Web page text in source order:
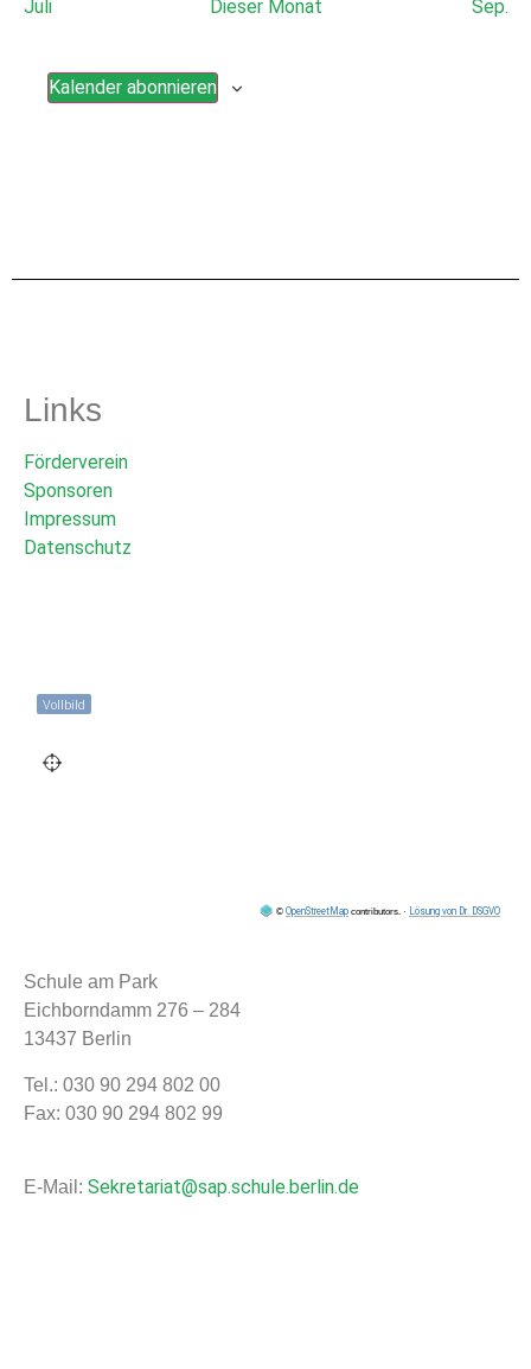
Juli Dieser Monat Sep.
Kalender abonnieren
Links
Förderverein
Sponsoren
Impressum
Datenschutz
© OpenStreetMapcontributors. · Lösung von Dr. DSGVO
Vollbild
Schule am Park
Eichborndamm 276 – 284
13437 Berlin
Tel.: 030 90 294 802 00
Fax: 030 90 294 802 99
E-Mail: Sekretariat@sap.schule.berlin.de